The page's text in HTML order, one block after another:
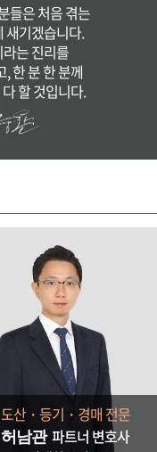
들은 처음 겪는
새기겠습니다.
는 진리를
한 분 한 분께
할 것입니다.
도산・등기・경매 전문
허남관 파트너 변호사